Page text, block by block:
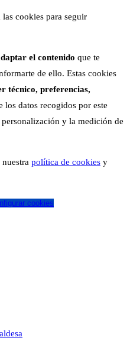
cookies para seguir
el contenido que te
de ello. Estas cookies
técnico, preferencias,
los datos recogidos por este
y la medición de
política de cookies y
cookies